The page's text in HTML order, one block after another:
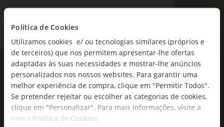
Política de Cookies
Utilizamos cookies e/ ou tecnologias similares (próprios e
de terceiros) que nos permitem apresentar-lhe ofertas
adaptadas às suas necessidades e mostrar-lhe anúncios
personalizados nos nossos websites. Para garantir uma
melhor experiência de compra, clique em "Permitir Todos".
Se pretender rejeitar ou escolher as categorias de cookies,
clique em "Personalizar". Para mais informações, visite a
nossa Política de Cookies.
As novidades mais frescas no
seu e-mail!
Subscreva e descubra campanhas exclusivas,
ofertas e novidades para si.